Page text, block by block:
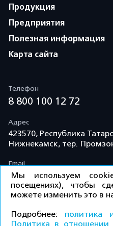
Продукция
Предприятия
Полезная информация
Карта сайта
Телефон
8 800 100 12 72
Адрес
423570, Республика
Нижнекамск, тер.
Email
info@td-kama.com
©ООО «Торговый дом
защищены.
Мы используем
посещениях), чтобы
можете изменить это в
Подробнее: политика
Политика в отношении